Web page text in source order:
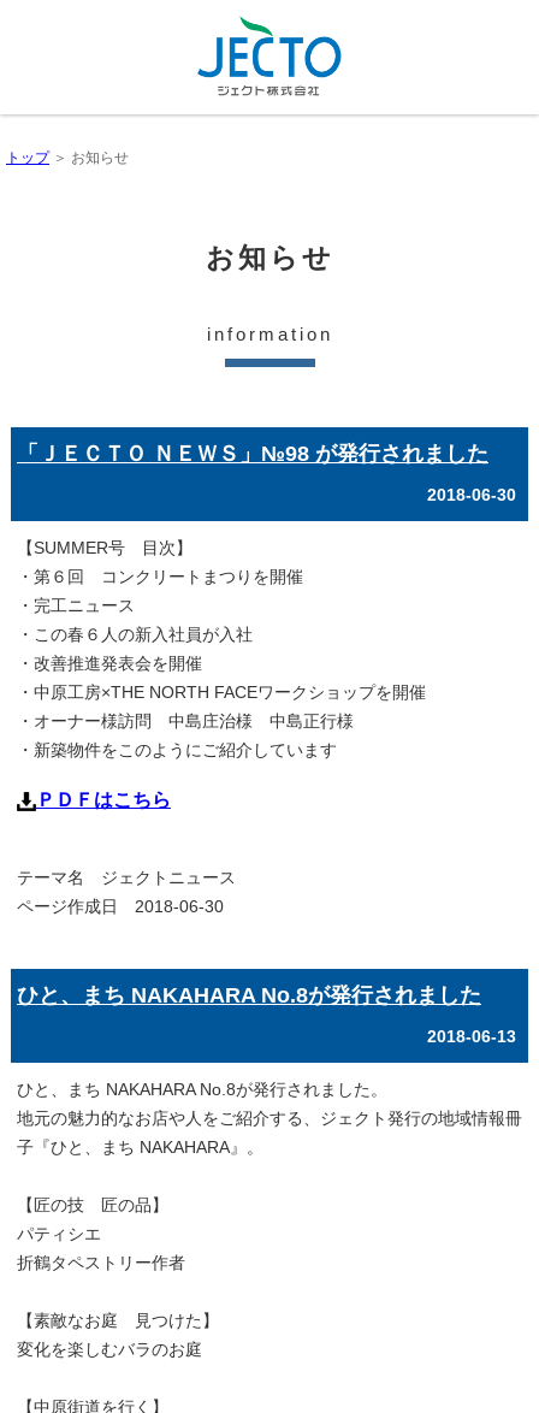
トップ＞ お知らせ
お知らせ
information
「ＪＥＣＴＯ ＮＥＷＳ」№98 が発行されました
2018-06-30
【SUMMER号 目次】
・第６回 コンクリートまつりを開催
・完工ニュース
・この春６人の新入社員が入社
・改善推進発表会を開催
・中原工房×THE NORTH FACEワークショップを開催
・オーナー様訪問 中島庄治様 中島正行様
・新築物件をこのようにご紹介しています
ＰＤＦはこちら
テーマ名 ジェクトニュース
ページ作成日 2018-06-30
ひと、まち NAKAHARA No.8が発行されました
2018-06-13
ひと、まち NAKAHARA No.8が発行されました。
地元の魅力的なお店や人をご紹介する、ジェクト発行の地域情報冊
子『ひと、まち NAKAHARA』。
【匠の技 匠の品】
パティシエ
折鶴タペストリー作者
【素敵なお庭 見つけた】
変化を楽しむバラのお庭
【中原街道を行く】